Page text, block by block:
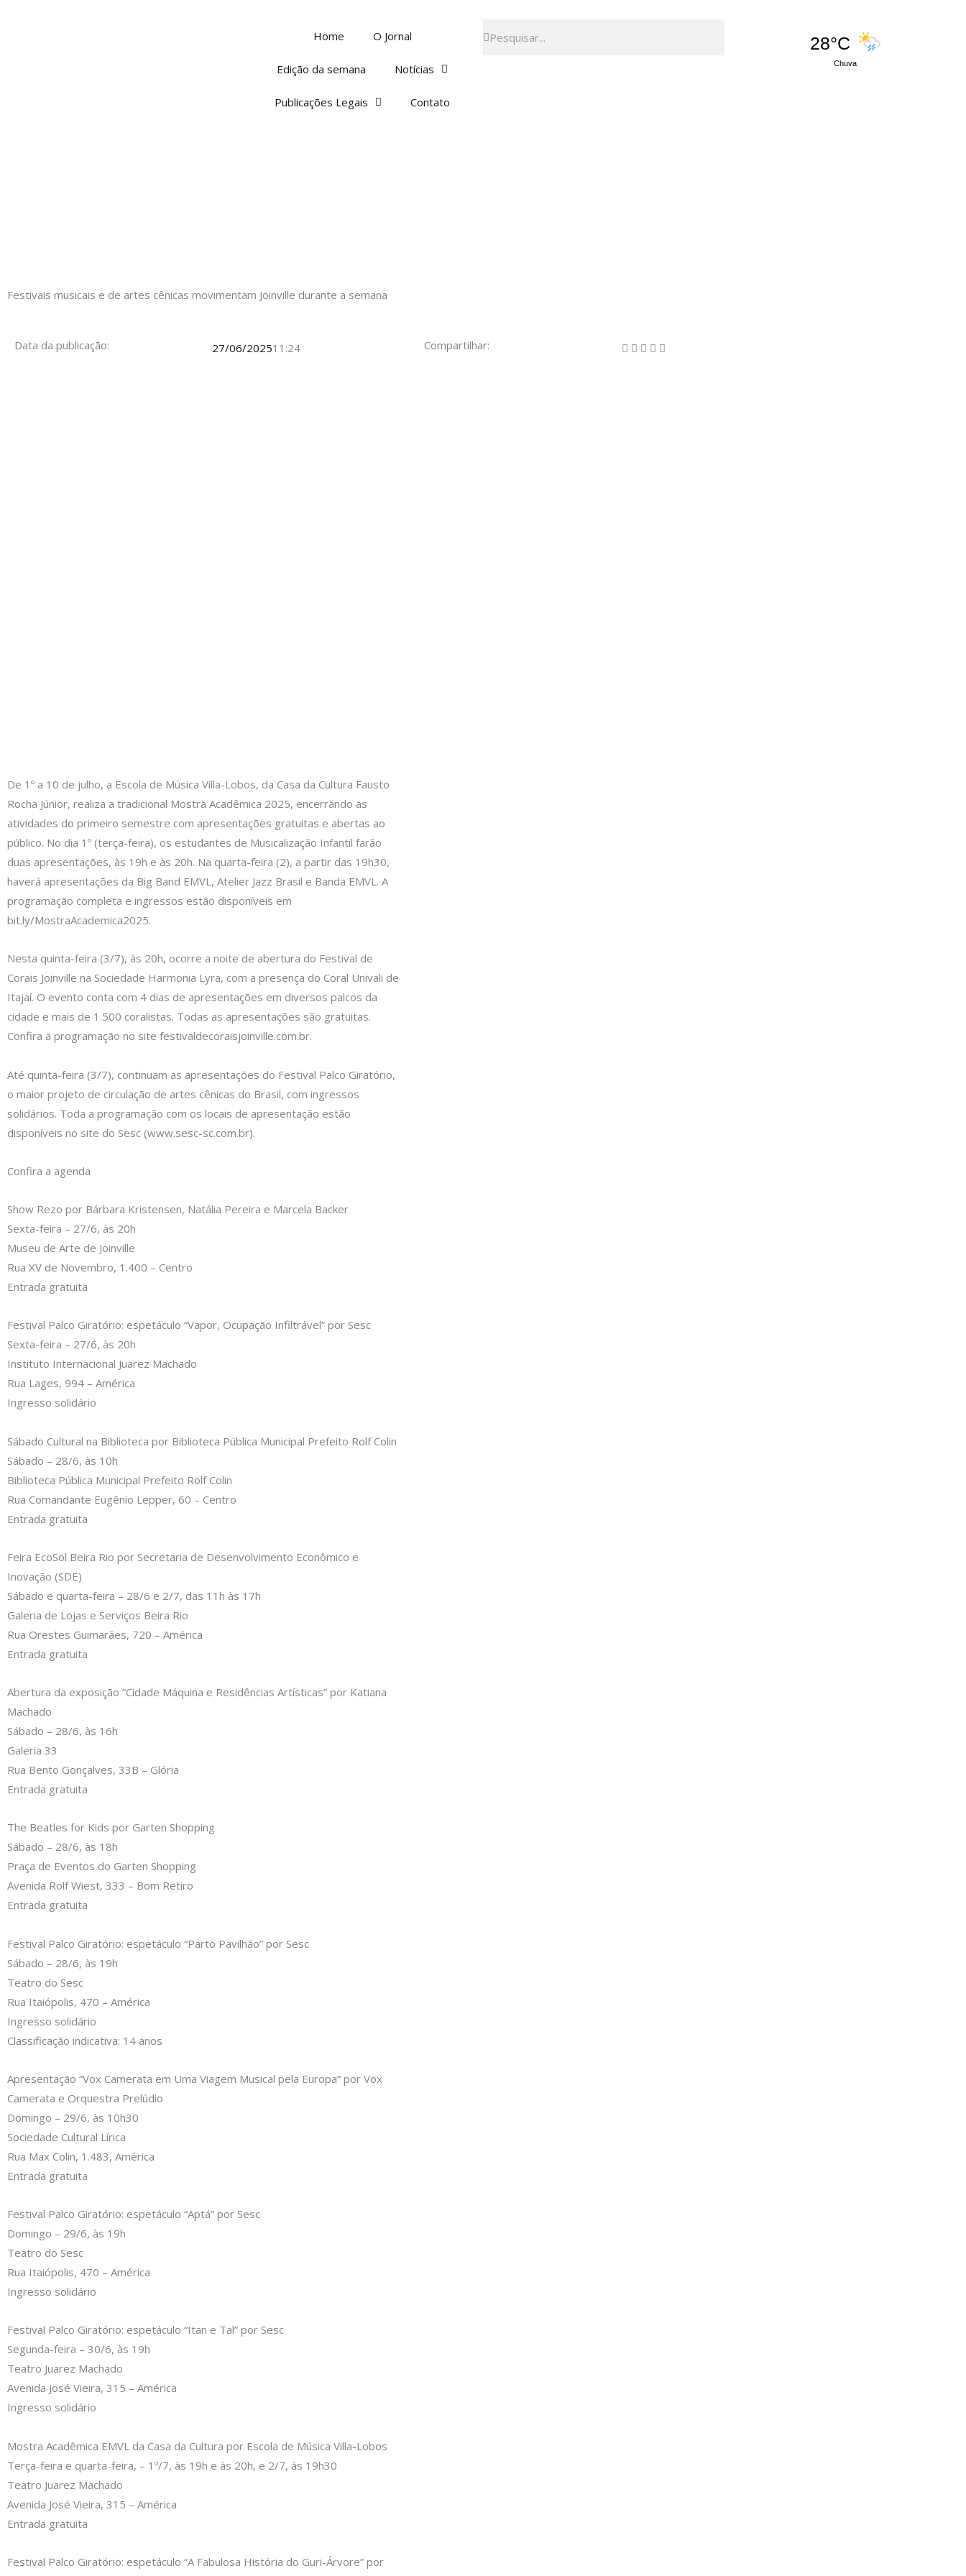
Home O Jornal
Edição da semana Notícias
Publicações Legais Contato
28°C
Chuva
Festivais musicais e de artes cênicas movimentam Joinville durante a semana
Data da publicação: 27/06/202511:24
De 1º a 10 de julho, a Escola de Música Villa-Lobos, da Casa da Cultura Fausto
Rocha Júnior, realiza a tradicional Mostra Acadêmica 2025, encerrando as
atividades do primeiro semestre com apresentações gratuitas e abertas ao
público. No dia 1º (terça-feira), os estudantes de Musicalização Infantil farão
duas apresentações, às 19h e às 20h. Na quarta-feira (2), a partir das 19h30,
haverá apresentações da Big Band EMVL, Atelier Jazz Brasil e Banda EMVL. A
programação completa e ingressos estão disponíveis em
bit.ly/MostraAcademica2025.
Nesta quinta-feira (3/7), às 20h, ocorre a noite de abertura do Festival de
Corais Joinville na Sociedade Harmonia Lyra, com a presença do Coral Univali de
Itajaí. O evento conta com 4 dias de apresentações em diversos palcos da
cidade e mais de 1.500 coralistas. Todas as apresentações são gratuitas.
Confira a programação no site festivaldecoraisjoinville.com.br.
Até quinta-feira (3/7), continuam as apresentações do Festival Palco Giratório,
o maior projeto de circulação de artes cênicas do Brasil, com ingressos
solidários. Toda a programação com os locais de apresentação estão
disponíveis no site do Sesc (www.sesc-sc.com.br).
Confira a agenda
Show Rezo por Bárbara Kristensen, Natália Pereira e Marcela Backer
Sexta-feira – 27/6, às 20h
Museu de Arte de Joinville
Rua XV de Novembro, 1.400 – Centro
Entrada gratuita
Festival Palco Giratório: espetáculo “Vapor, Ocupação Infiltrável” por Sesc
Sexta-feira – 27/6, às 20h
Instituto Internacional Juarez Machado
Rua Lages, 994 – América
Ingresso solidário
Sábado Cultural na Biblioteca por Biblioteca Pública Municipal Prefeito Rolf Colin
Sábado – 28/6, às 10h
Biblioteca Pública Municipal Prefeito Rolf Colin
Rua Comandante Eugênio Lepper, 60 – Centro
Entrada gratuita
Feira EcoSol Beira Rio por Secretaria de Desenvolvimento Econômico e
Inovação (SDE)
Sábado e quarta-feira – 28/6 e 2/7, das 11h às 17h
Galeria de Lojas e Serviços Beira Rio
Rua Orestes Guimarães, 720 – América
Entrada gratuita
Abertura da exposição “Cidade Máquina e Residências Artísticas” por Katiana
Machado
Sábado – 28/6, às 16h
Galeria 33
Rua Bento Gonçalves, 33B – Glória
Entrada gratuita
The Beatles for Kids por Garten Shopping
Sábado – 28/6, às 18h
Praça de Eventos do Garten Shopping
Avenida Rolf Wiest, 333 – Bom Retiro
Entrada gratuita
Festival Palco Giratório: espetáculo “Parto Pavilhão” por Sesc
Sábado – 28/6, às 19h
Teatro do Sesc
Rua Itaiópolis, 470 – América
Ingresso solidário
Classificação indicativa: 14 anos
Apresentação “Vox Camerata em Uma Viagem Musical pela Europa” por Vox
Camerata e Orquestra Prelúdio
Domingo – 29/6, às 10h30
Sociedade Cultural Lírica
Rua Max Colin, 1.483, América
Entrada gratuita
Festival Palco Giratório: espetáculo “Aptá” por Sesc
Domingo – 29/6, às 19h
Teatro do Sesc
Rua Itaiópolis, 470 – América
Ingresso solidário
Festival Palco Giratório: espetáculo “Itan e Tal” por Sesc
Segunda-feira – 30/6, às 19h
Teatro Juarez Machado
Avenida José Vieira, 315 – América
Ingresso solidário
Mostra Acadêmica EMVL da Casa da Cultura por Escola de Música Villa-Lobos
Terça-feira e quarta-feira, – 1º/7, às 19h e às 20h, e 2/7, às 19h30
Teatro Juarez Machado
Avenida José Vieira, 315 – América
Entrada gratuita
Festival Palco Giratório: espetáculo “A Fabulosa História do Guri-Árvore” por
Compartilhar: